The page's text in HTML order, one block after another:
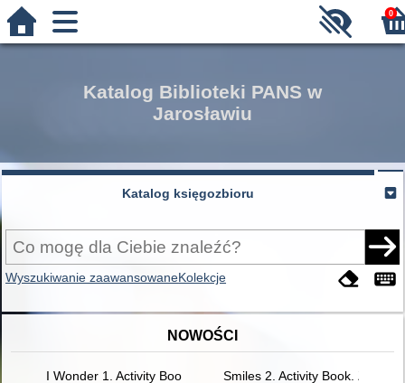
0
Katalog Biblioteki PANS w
Jarosławiu
Katalog księgozbioru
Wyszukiwanie zaawansowaneKolekcje
NOWOŚCI
I Wonder 1. Activity Book
Smiles 2. Activity Book. Zeszyt